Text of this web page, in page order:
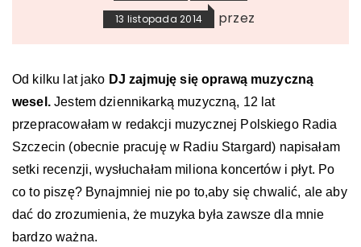
13 listopada 2014 przez
Od kilku lat jako DJ zajmuję się oprawą muzyczną
wesel.Jestem dziennikarką muzyczną, 12 lat
przepracowałam w redakcji muzycznej Polskiego Radia
Szczecin (obecnie pracuję w Radiu Stargard) napisałam
setki recenzji, wysłuchałam miliona koncertów i płyt. Po
co to piszę? Bynajmniej nie po to,aby się chwalić, ale aby
dać do zrozumienia, że muzyka była zawsze dla mnie
bardzo ważna.